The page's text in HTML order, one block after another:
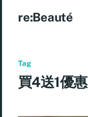
re:Beauté
Tag
買4送1優惠